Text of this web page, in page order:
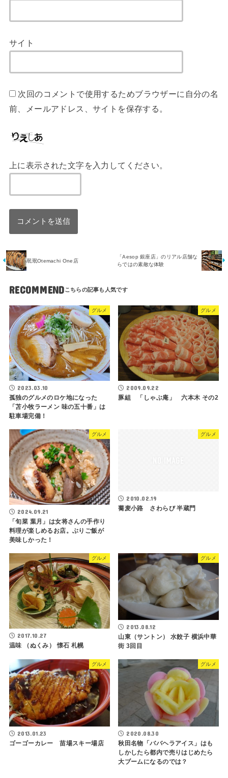
サイト
次回のコメントで使用するためブラウザーに自分の名
前、メールアドレス、サイトを保存する。
上に表示された文字を入力してください。
珉珉Otemachi One店
「Aesop 銀座店」のリアル店舗な
らではの素敵な体験
RECOMMEND
グルメ
2023.03.10
孤独のグルメのロケ地になった
「苫小牧ラーメン 味の五十番」は
駐車場完備！
グルメ
2009.09.22
豚組 「しゃぶ庵」 六本木 その2
グルメ
2024.09.21
「旬菜 葉月」は女将さんの手作り
料理が楽しめるお店。ぶりご飯が
美味しかった！
グルメ
2010.02.19
蕎麦小路 さわらび 半蔵門
グルメ
2017.10.27
温味 （ぬくみ） 懐石 札幌
グルメ
2013.08.12
山東（サントン） 水餃子 横浜中華
街 3回目
グルメ
2013.01.23
ゴーゴーカレー 苗場スキー場店
グルメ
2020.08.30
秋田名物「ババヘラアイス」はも
しかしたら都内で売りはじめたら
大ブームになるのでは？